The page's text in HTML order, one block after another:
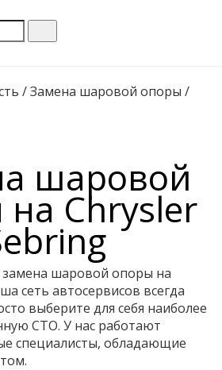
/Замена шаровой опоры /
шаровой
Chrysler
замена шаровой опоры на
сеть автосервисов всегда
выберите для себя наиболее
СТО. У нас работают
специалисты, обладающие